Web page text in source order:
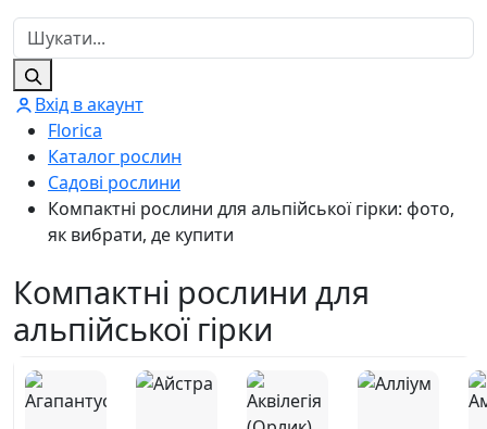
Вхід в акаунт
Florica
Каталог рослин
Садові рослини
Компактні рослини для альпійської гірки: фото,
як вибрати, де купити
Компактні рослини для
альпійської гірки